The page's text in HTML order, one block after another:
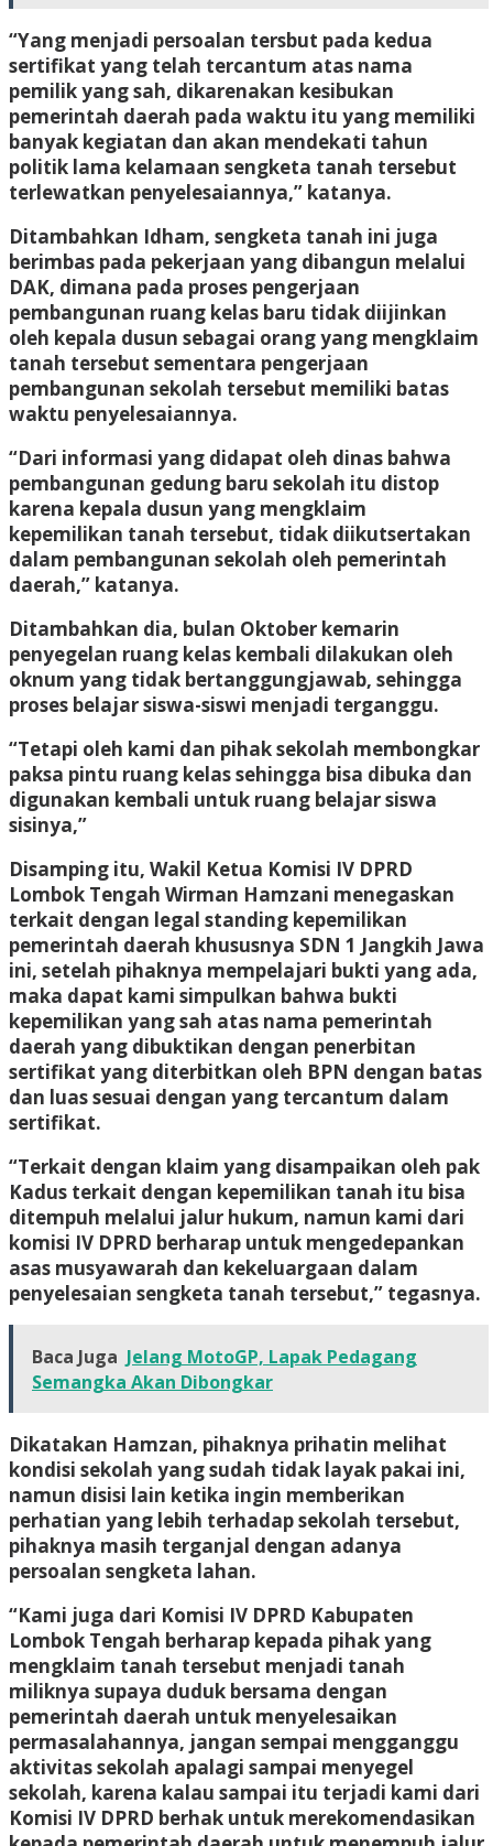
“Yang menjadi persoalan tersbut pada kedua
sertifikat yang telah tercantum atas nama
pemilik yang sah, dikarenakan kesibukan
pemerintah daerah pada waktu itu yang memiliki
banyak kegiatan dan akan mendekati tahun
politik lama kelamaan sengketa tanah tersebut
terlewatkan penyelesaiannya,” katanya.
Ditambahkan Idham, sengketa tanah ini juga
berimbas pada pekerjaan yang dibangun melalui
DAK, dimana pada proses pengerjaan
pembangunan ruang kelas baru tidak diijinkan
oleh kepala dusun sebagai orang yang mengklaim
tanah tersebut sementara pengerjaan
pembangunan sekolah tersebut memiliki batas
waktu penyelesaiannya.
“Dari informasi yang didapat oleh dinas bahwa
pembangunan gedung baru sekolah itu distop
karena kepala dusun yang mengklaim
kepemilikan tanah tersebut, tidak diikutsertakan
dalam pembangunan sekolah oleh pemerintah
daerah,” katanya.
Ditambahkan dia, bulan Oktober kemarin
penyegelan ruang kelas kembali dilakukan oleh
oknum yang tidak bertanggungjawab, sehingga
proses belajar siswa-siswi menjadi terganggu.
“Tetapi oleh kami dan pihak sekolah membongkar
paksa pintu ruang kelas sehingga bisa dibuka dan
digunakan kembali untuk ruang belajar siswa
sisinya,”
Disamping itu, Wakil Ketua Komisi IV DPRD
Lombok Tengah Wirman Hamzani menegaskan
terkait dengan legal standing kepemilikan
pemerintah daerah khususnya SDN 1 Jangkih Jawa
ini, setelah pihaknya mempelajari bukti yang ada,
maka dapat kami simpulkan bahwa bukti
kepemilikan yang sah atas nama pemerintah
daerah yang dibuktikan dengan penerbitan
sertifikat yang diterbitkan oleh BPN dengan batas
dan luas sesuai dengan yang tercantum dalam
sertifikat.
“Terkait dengan klaim yang disampaikan oleh pak
Kadus terkait dengan kepemilikan tanah itu bisa
ditempuh melalui jalur hukum, namun kami dari
komisi IV DPRD berharap untuk mengedepankan
asas musyawarah dan kekeluargaan dalam
penyelesaian sengketa tanah tersebut,” tegasnya.
Baca Juga Jelang MotoGP, Lapak Pedagang
Semangka Akan Dibongkar
Dikatakan Hamzan, pihaknya prihatin melihat
kondisi sekolah yang sudah tidak layak pakai ini,
namun disisi lain ketika ingin memberikan
perhatian yang lebih terhadap sekolah tersebut,
pihaknya masih terganjal dengan adanya
persoalan sengketa lahan.
“Kami juga dari Komisi IV DPRD Kabupaten
Lombok Tengah berharap kepada pihak yang
mengklaim tanah tersebut menjadi tanah
miliknya supaya duduk bersama dengan
pemerintah daerah untuk menyelesaikan
permasalahannya, jangan sempai mengganggu
aktivitas sekolah apalagi sampai menyegel
sekolah, karena kalau sampai itu terjadi kami dari
Komisi IV DPRD berhak untuk merekomendasikan